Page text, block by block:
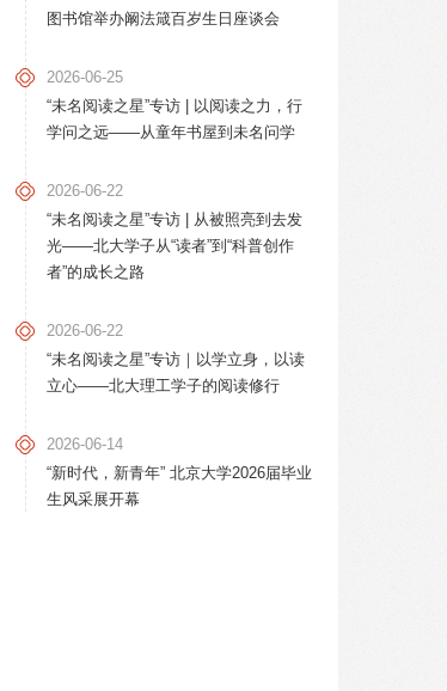
图书馆举办阚法箴百岁生日座谈会
2026-06-25
“未名阅读之星”专访 | 以阅读之力，行
学问之远——从童年书屋到未名问学
2026-06-22
“未名阅读之星”专访 | 从被照亮到去发
光——北大学子从“读者”到“科普创作
者”的成长之路
2026-06-22
“未名阅读之星”专访｜以学立身，以读
立心——北大理工学子的阅读修行
2026-06-14
“新时代，新青年” 北京大学2026届毕业
生风采展开幕